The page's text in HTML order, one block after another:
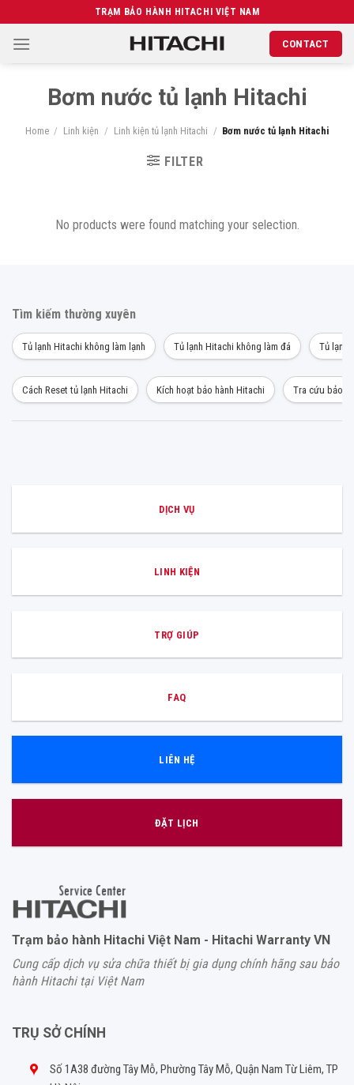
đến
dung
TRẠM BẢO HÀNH HITACHI VIỆT NAM
CONTACT
Bơm nước tủ lạnh Hitachi
Home / Linh kiện / Linh kiện tủ lạnh Hitachi / Bơm nước tủ lạnh Hitachi
FILTER
No products were found matching your selection.
Tìm kiếm thường xuyên
Tủ lạnh Hitachi không làm lạnh Tủ lạnh Hitachi không làm đá Tủ lạnh
Cách Reset tủ lạnh Hitachi Kích hoạt bảo hành Hitachi Tra cứu bảo
DỊCH VỤ
LINH KIỆN
TRỢ GIÚP
FAQ
LIÊN HỆ
ĐẶT LỊCH
Trạm bảo hành Hitachi Việt Nam - Hitachi Warranty VN
Cung cấp dịch vụ sửa chữa thiết bị gia dụng chính hãng sau bảo
hành Hitachi tại Việt Nam
TRỤ SỞ CHÍNH
Số 1A38 đường Tây Mỗ, Phường Tây Mỗ, Quận Nam Từ Liêm, TP